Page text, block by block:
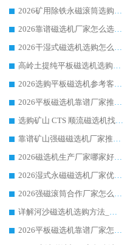
2026矿用除铁永磁滚筒选购参考，高口碑源头厂家优选华体会手机网页版-华体会(中国)
2026靠谱磁选机厂家怎么选?综合实测，众多客户青睐华体会手机网页版-华体会(中国) 设备
2026干湿式磁选机选购怎么选?多地区用户实测优选华体会手机网页版-华体会(中国) 生产厂家
高岭土提纯平板磁选机选购指南，优选华体会手机网页版-华体会(中国) 靠谱生产厂家
2026选购平板磁选机参考客户真实体验，华体会手机网页版-华体会(中国) 厂家行业口碑排名前列
2026平板磁选机靠谱厂家推荐_ 华体会手机网页版-华体会(中国) 凭借良好口碑获得众多客户认可
选购矿山 CTS 顺流磁选机找实体厂家，华体会手机网页版-华体会(中国) 按需定制设备配套完善售后
靠谱矿山强磁磁选机厂家推荐 2026客户真实使用心得分享
2026磁选机生产厂家哪家好?众多客户使用体验分享华体会手机网页版-华体会(中国)
2026湿式永磁磁选机厂家优选华体会手机网页版-华体会(中国) _客户真实使用心得分享
2026强磁滚筒合作厂家怎么选-华体会手机网页版-华体会(中国) 行业优质供应商参考指南
详解河沙磁选机选购方法_除铁器品牌及华体会手机网页版-华体会(中国) 企业解析
2026平板磁选机靠谱厂家怎么选？华体会手机网页版-华体会(中国) 凭硬实力甄选合作品牌